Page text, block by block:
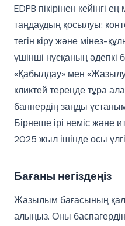
EDPB пікірінен кейінгі
таңдаудың қосылуы:
тегін кіру және мінез-
үшінші нұсқаның
«Қабылдау» мен
кликтей тереңде тұра
баннердің заңды
Бірнеше ірі неміс және
2025 жыл ішінде осы
Бағаны негіздеңіз
Жазылым бағасының
алыңыз. Оны баспагердің